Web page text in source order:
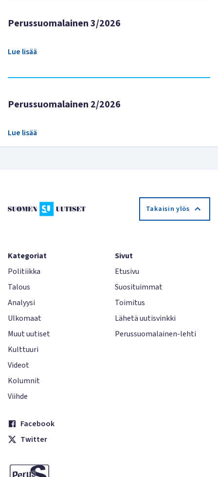
Perussuomalainen 3/2026
Lue lisää
Perussuomalainen 2/2026
Lue lisää
Takaisin ylös
Kategoriat
Politiikka
Talous
Analyysi
Ulkomaat
Muut uutiset
Kulttuuri
Videot
Kolumnit
Viihde
Sivut
Etusivu
Suosituimmat
Toimitus
Lähetä uutisvinkki
Perussuomalainen-lehti
Facebook
Twitter